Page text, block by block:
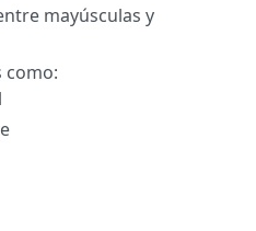
mayúsculas y
como: